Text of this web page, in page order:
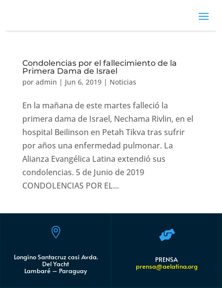
Condolencias por el fallecimiento de la
Primera Dama de Israel
por admin | Jun 6, 2019| Noticias
En la mañana de este martes falleció la
primera dama de Israel, Nechama Rivlin, en el
hospital Beilinson en Petah Tikva tras sufrir
por años una enfermedad pulmonar. La
Alianza Evangélica Latina extendió sus
condolencias. 5 de Junio de 2019
CONDOLENCIAS POR EL...

Longino Santacruz casi Avda.
Del Yacht
Lambaré – Paraguay

PRENSA
prensa@aelatina.org